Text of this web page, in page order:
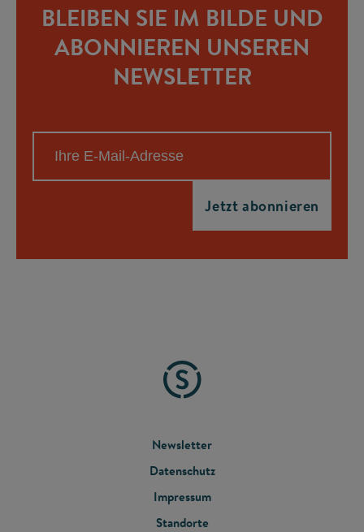
BLEIBEN SIE IM BILDE UND
ABONNIEREN UNSEREN
NEWSLETTER
FOOTER
MENU
Newsletter
Datenschutz
Impressum
Standorte